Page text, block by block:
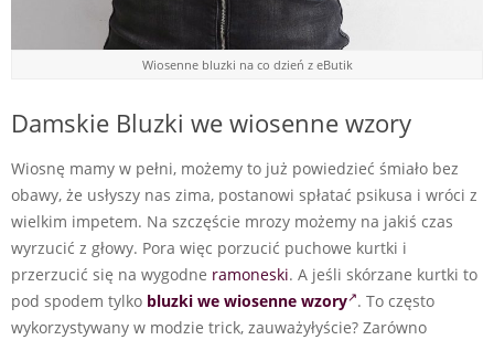
Wiosenne bluzki na co dzień z eButik
Damskie Bluzki we wiosenne wzory
Wiosnę mamy w pełni, możemy to już powiedzieć śmiało bez
obawy, że usłyszy nas zima, postanowi spłatać psikusa i wróci z
wielkim impetem. Na szczęście mrozy możemy na jakiś czas
wyrzucić z głowy. Pora więc porzucić puchowe kurtki i
przerzucić się na wygodne ramoneski. A jeśli skórzane kurtki to
pod spodem tylko bluzki we wiosenne wzory . To często
wykorzystywany w modzie trick, zauważyłyście? Zarówno